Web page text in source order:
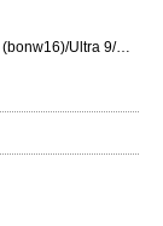
FSP System76 Bonobo WS (bonw16)/Ultra 9/RTX5090